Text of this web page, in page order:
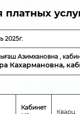
2025г.
Азимхановна ,
Кахармановна,
Кабинет
Кварц